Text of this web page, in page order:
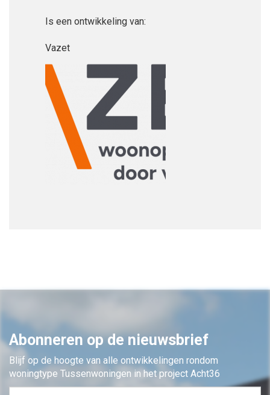
Is een ontwikkeling van:
Vazet
Abonneren op de nieuwsbrief
Blijf op de hoogte van alle ontwikkelingen rondom
woningtype Tussenwoningen in het project Acht36